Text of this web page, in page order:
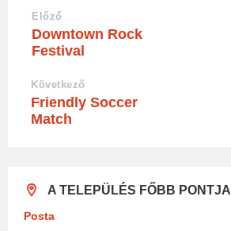
Előző
Downtown Rock
Festival
Következő
Friendly Soccer
Match
A TELEPÜLÉS FŐBB PONTJAI
Posta